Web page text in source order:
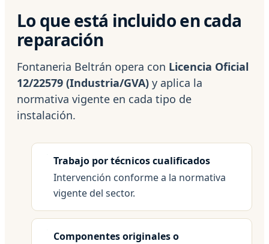
Lo que está incluido en cada
reparación
Fontaneria Beltrán opera con Licencia Oficial
12/22579 (Industria/GVA) y aplica la
normativa vigente en cada tipo de
instalación.
Trabajo por técnicos cualificados
Intervención conforme a la normativa
vigente del sector.
Componentes originales o